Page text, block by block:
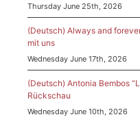
Thursday June 25th, 2026
(Deutsch) Always and
mit uns
Wednesday June 17th, 2026
(Deutsch) Antonia Bembos
Rückschau
Wednesday June 10th, 2026